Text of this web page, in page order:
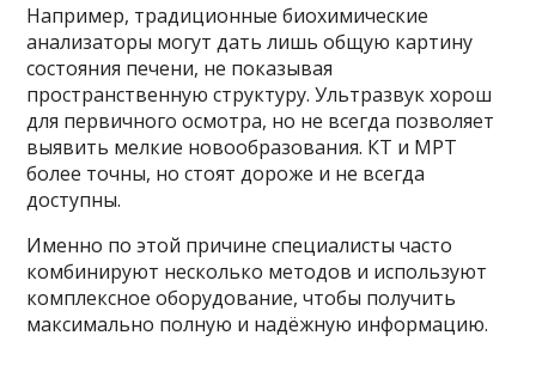
Например, традиционные биохимические
анализаторы могут дать лишь общую картину
состояния печени, не показывая
пространственную структуру. Ультразвук хорош
для первичного осмотра, но не всегда позволяет
выявить мелкие новообразования. КТ и МРТ
более точны, но стоят дороже и не всегда
доступны.
Именно по этой причине специалисты часто
комбинируют несколько методов и используют
комплексное оборудование, чтобы получить
максимально полную и надёжную информацию.